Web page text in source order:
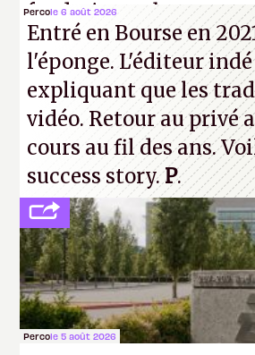
faudrait une bonne
cons ! P.
Percole 6 août 2026
Entré en Bourse en
l'éponge. L'éditeur
expliquant que les
vidéo. Retour au privé
cours au fil des ans.
success story.P.
Percole 5 août 2026